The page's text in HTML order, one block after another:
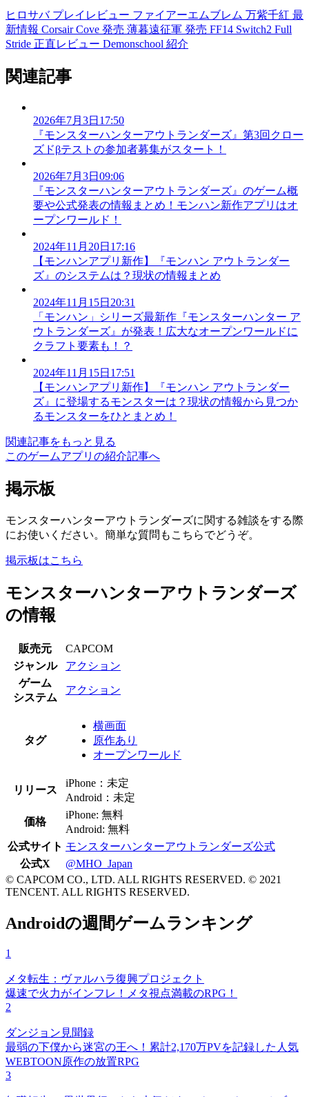
ヒロサバ プレイレビュー ファイアーエムブレム 万紫千紅 最
新情報 Corsair Cove 発売 薄暮遠征軍 発売 FF14 Switch2 Full
Stride 正直レビュー Demonschool 紹介
関連記事
2026年7月3日17:50
『モンスターハンターアウトランダーズ』第3回クロー
ズドβテストの参加者募集がスタート！
2026年7月3日09:06
『モンスターハンターアウトランダーズ』のゲーム概
要や公式発表の情報まとめ！モンハン新作アプリはオ
ープンワールド！
2024年11月20日17:16
【モンハンアプリ新作】『モンハン アウトランダー
ズ』のシステムは？現状の情報まとめ
2024年11月15日20:31
「モンハン」シリーズ最新作『モンスターハンター ア
ウトランダーズ』が発表！広大なオープンワールドに
クラフト要素も！？
2024年11月15日17:51
【モンハンアプリ新作】『モンハン アウトランダー
ズ』に登場するモンスターは？現状の情報から見つか
るモンスターをひとまとめ！
関連記事をもっと見る
このゲームアプリの紹介記事へ
掲示板
モンスターハンターアウトランダーズに関する雑談をする際
にお使いください。簡単な質問もこちらでどうぞ。
掲示板はこちら
モンスターハンターアウトランダーズ
の情報
販売元
CAPCOM
ジャンル
アクション
ゲーム
システム
アクション
タグ
横画面
原作あり
オープンワールド
リリース
iPhone：未定
Android：未定
価格
iPhone: 無料
Android: 無料
公式サイト モンスターハンターアウトランダーズ公式
公式X
@MHO_Japan
© CAPCOM CO., LTD. ALL RIGHTS RESERVED. © 2021
TENCENT. ALL RIGHTS RESERVED.
Androidの週間ゲームランキング
1
メタ転生：ヴァルハラ復興プロジェクト
爆速で火力がインフレ！メタ視点満載のRPG！
2
ダンジョン見聞録
最弱の下僕から迷宮の王へ！累計2,170万PVを記録した人気
WEBTOON原作の放置RPG
3